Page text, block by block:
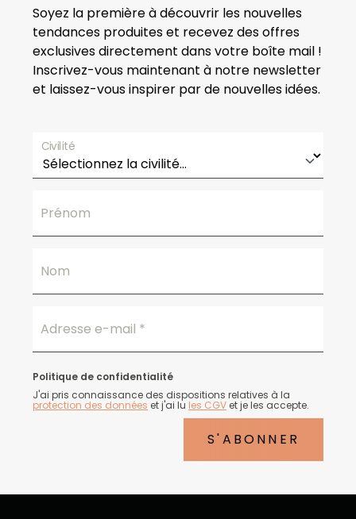
Soyez la première à découvrir les nouvelles
tendances produites et recevez des offres
exclusives directement dans votre boîte mail !
Inscrivez-vous maintenant à notre newsletter
et laissez-vous inspirer par de nouvelles idées.
Civilité
Prénom
Nom
Adresse e-mail *
Politique de confidentialité
J'ai pris connaissance des dispositions relatives à la
protection des données et j'ai lu les CGV et je les accepte.
S'ABONNER